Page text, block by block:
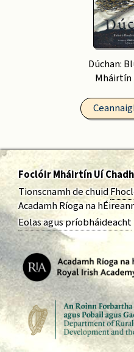
Dúchan:
Mháirtín
Foclóir Mháirtín Uí
Tionscnamh de chuid
Acadamh Ríoga na
Eolas agus príobháideacht